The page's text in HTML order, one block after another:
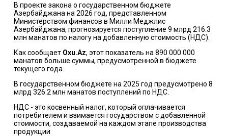
В проекте закона о государственном бюджете
Азербайджана на 2026 год, представленном
Министерством финансов в Милли Меджлис
Азербайджана, прогнозируется поступление 9 млрд 216.3
млн манатов по налогу на добавленную стоимость (НДС).
Как сообщает Oxu.Az, этот показатель на 890 000 000
манатов больше суммы, предусмотренной в бюджете
текущего года.
В государственном бюджете на 2025 год предусмотрено 8
млрд 326.2 млн манатов поступлений по НДС.
НДС - это косвенный налог, который оплачивается
потребителем и взимается государством с добавленной
стоимости, создаваемой на каждом этапе производства
продукции